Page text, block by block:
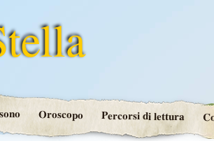
Oroscopo Percorsi di lettura